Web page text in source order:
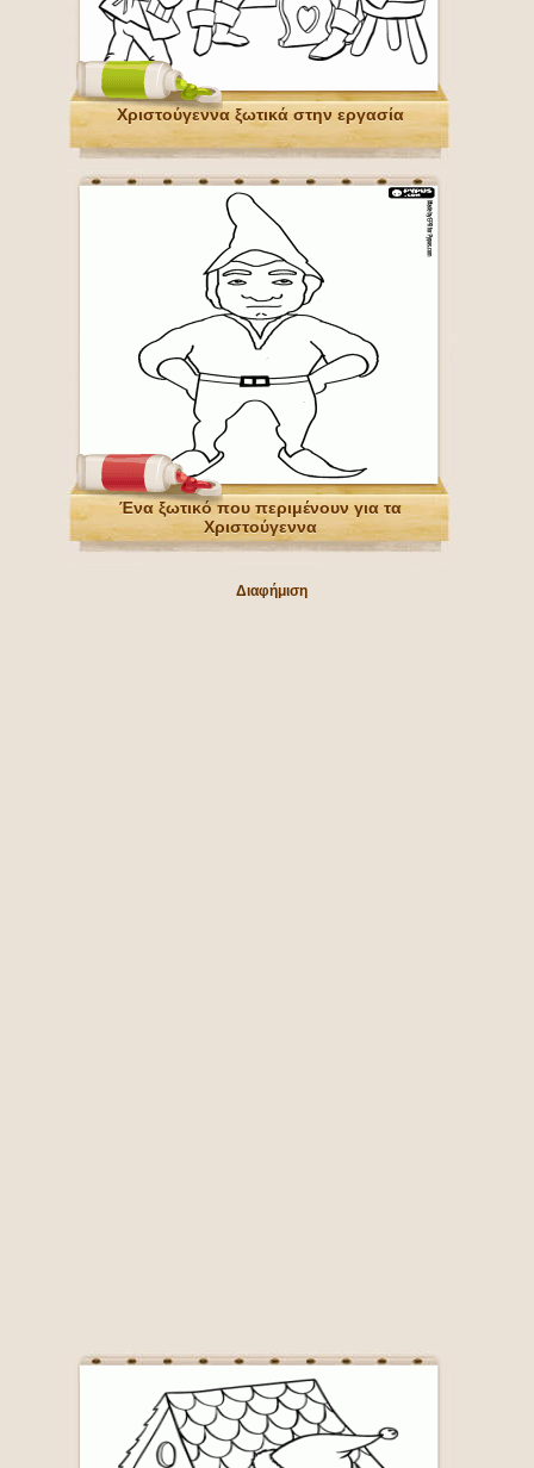
Χριστούγεννα ξωτικά στην εργασία
Ένα ξωτικό που περιμένουν για τα
Χριστούγεννα
Διαφήμιση